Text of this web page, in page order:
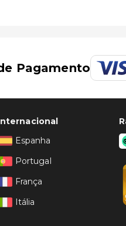
Pagamento
Espanha
Portugal
França
Itália